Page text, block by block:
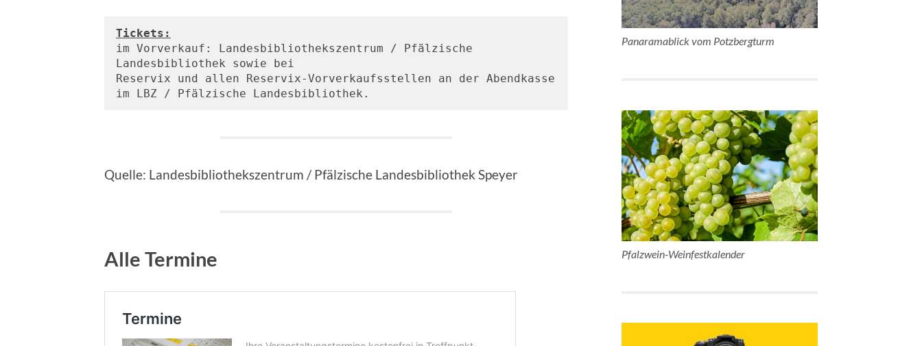
Tickets:
im Vorverkauf: Landesbibliothekszentrum / Pfälzische
Landesbibliothek sowie bei
Reservix und allen Reservix-Vorverkaufsstellen an der Abendkasse
im LBZ / Pfälzische Landesbibliothek.
Quelle: Landesbibliothekszentrum / Pfälzische Landesbibliothek Speyer
Alle Termine
Panaramablick vom Potzbergturm
Pfalzwein-Weinfestkalender